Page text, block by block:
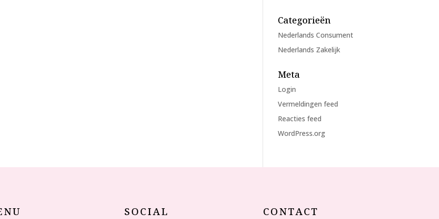
Categorieën
Nederlands Consument
Nederlands Zakelijk
Meta
Login
Vermeldingen feed
Reacties feed
WordPress.org
SOCIAL CONTACT